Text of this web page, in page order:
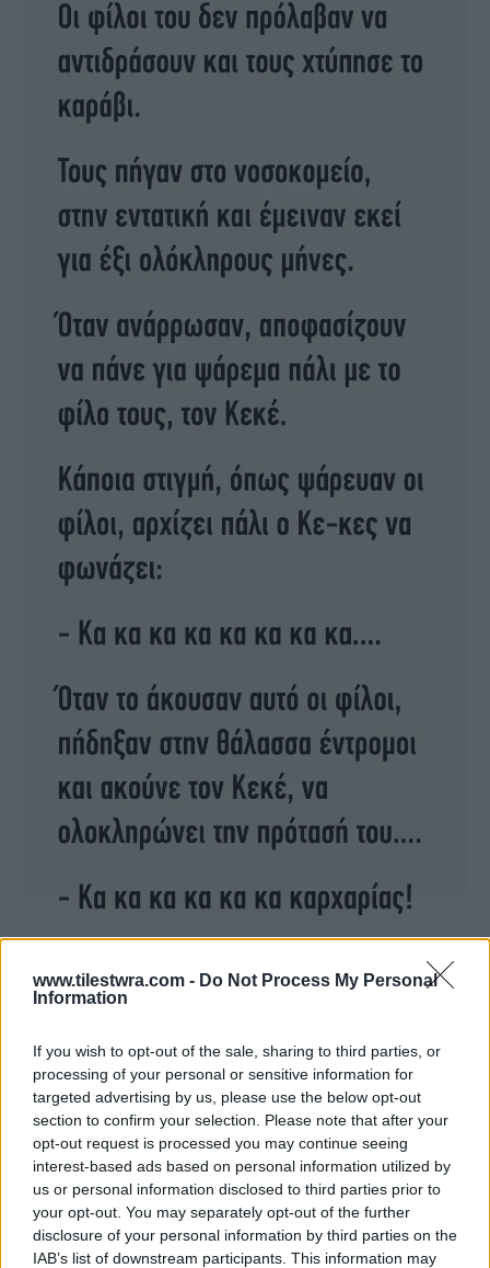
www.tilestwra.com - Do Not Process My Personal
Information
If you wish to opt-out of the sale, sharing to third parties, or
processing of your personal or sensitive information for
targeted advertising by us, please use the below opt-out
section to confirm your selection. Please note that after your
opt-out request is processed you may continue seeing
interest-based ads based on personal information utilized by
us or personal information disclosed to third parties prior to
your opt-out. You may separately opt-out of the further
disclosure of your personal information by third parties on the
IAB’s list of downstream participants. This information may